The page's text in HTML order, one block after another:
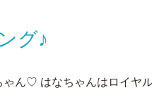
グ♪
ゃん♡ はなちゃんはロイヤ